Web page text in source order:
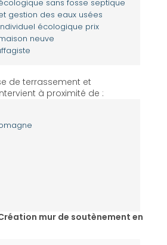
sans fosse septique
gestion des eaux usées
écologique prix
neuve
de terrassement et
à proximité de :
mur de soutènement en